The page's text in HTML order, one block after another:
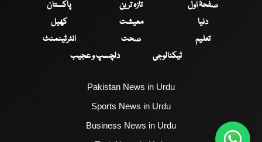
صفحۂ اول تازہ ترین
پاکستان
دنیا
معیشت
کھیل
تعلیم
صحت
انٹرٹینمنٹ
ٹیکنالوجی
دلچسپ و عجیب
Pakistan News in Urdu
Sports News in Urdu
Business News in Urdu